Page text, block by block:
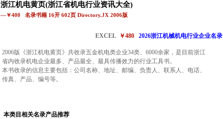
浙江机电黄页(浙江省机电行业资讯大全)
—￥400 名录书籍 16开 602页 Directory.JX 2006版
EXCEL ￥480 2026浙江机械机电行业企业名录
2006版《浙江机电黄页》共收录五金机电类企业34类、6000余家，是目前浙江
省内收录机电企业最多、产品最全、最具传播效力的行业工具书。
本书收录的信息主要包括：公司名称、地址、邮编、负责人、联系人、电话、
传真、产品、编号等。
本类目相关名录产品推荐